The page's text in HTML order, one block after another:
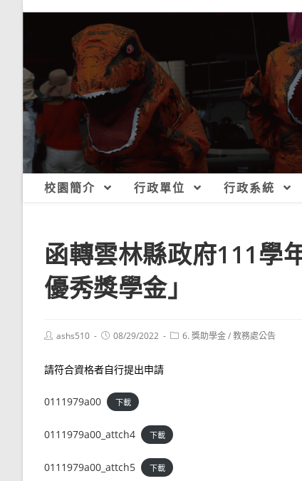
校園簡介 行政單位 行政系統
函轉雲林縣政府111學
優秀獎學金」
Postashs510
Post08/29/2022
Post6. 獎助學金/教務處公告
請符合資格者自行提出申請
0111979a00 下載
0111979a00_attch4 下載
0111979a00_attch5 下載